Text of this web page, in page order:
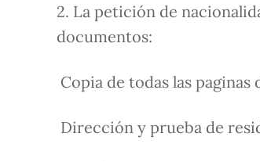
2. La petición de
documentos:
 Copia de todas las
 Dirección y prueba de